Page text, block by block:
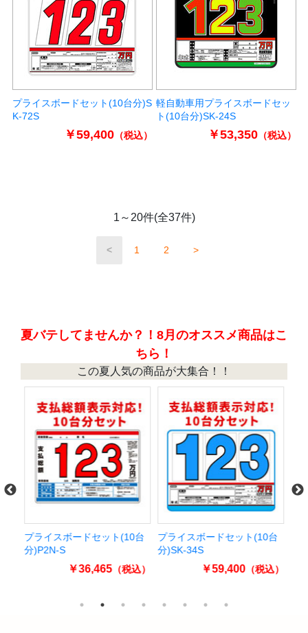
プライスボードセット(10台分)S
K-72S
￥59,400（税込）
軽自動車用プライスボードセッ
ト(10台分)SK-24S
￥53,350（税込）
1～20件(全37件)
< 1 2 >
夏バテしてませんか？！8月のオススメ商品はこ
ちら！
この夏人気の商品が大集合！！
プライスボードセット(10台
分)P2N-S
￥36,465（税込）
プライスボードセット(10台
分)SK-34S
￥59,400 （税込）